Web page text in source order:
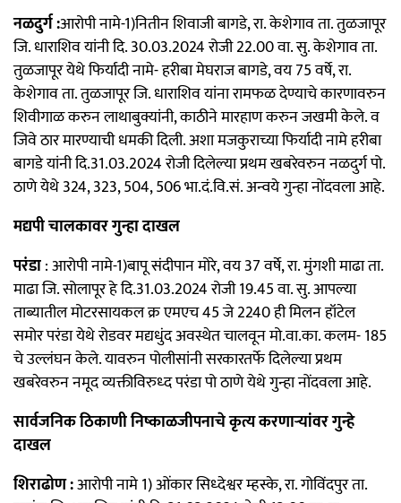
नळदुर्ग :आरोपी नामे-1)नितीन शिवाजी बागडे, रा. केशेगाव ता. तुळजापूर
जि. धाराशिव यांनी दि. 30.03.2024 रोजी 22.00 वा. सु. केशेगाव ता.
तुळजापूर येथे फिर्यादी नामे- हरीबा मेघराज बागडे, वय 75 वर्षे, रा.
केशेगाव ता. तुळजापूर जि. धाराशिव यांना रामफळ देण्याचे कारणावरुन
शिवीगाळ करुन लाथाबुक्यांनी, काठीने मारहाण करुन जखमी केले. व
जिवे ठार मारण्याची धमकी दिली. अशा मजकुराच्या फिर्यादी नामे हरीबा
बागडे यांनी दि.31.03.2024 रोजी दिलेल्या प्रथम खबरेवरुन नळदुर्ग पो.
ठाणे येथे 324, 323, 504, 506 भा.दं.वि.सं. अन्वये गुन्हा नोंदवला आहे.
मद्यपी चालकावर गुन्हा दाखल
परंडा: आरोपी नामे-1)बापू संदीपान मोरे, वय 37 वर्षे, रा. मुंगशी माढा ता.
माढा जि. सोलापूर हे दि.31.03.2024 रोजी 19.45 वा. सु. आपल्या
ताब्यातील मोटरसायकल क्र एमएच 45 जे 2240 ही मिलन हॉटेल
समोर परंडा येथे रोडवर मद्यधुंद अवस्थेत चालवून मो.वा.का. कलम- 185
चे उल्लंघन केले. यावरुन पोलीसांनी सरकारतर्फे दिलेल्या प्रथम
खबरेवरुन नमूद व्यक्तीविरुध्द परंडा पो ठाणे येथे गुन्हा नोंदवला आहे.
सार्वजनिक ठिकाणी निष्काळजीपनाचे कृत्य करणाऱ्यांवर गुन्हे
दाखल
शिराढोण :आरोपी नामे 1) ओंकार सिध्देश्वर म्हस्के, रा. गोविंदपुर ता.